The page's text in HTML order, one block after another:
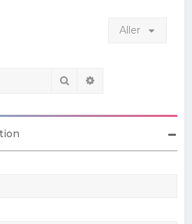
Aller
Rechercher